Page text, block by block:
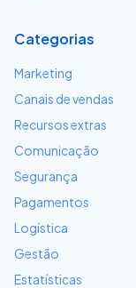
Categorias
Marketing
Canais de vendas
Recursos extras
Comunicação
Segurança
Pagamentos
Logística
Gestão
Estatísticas